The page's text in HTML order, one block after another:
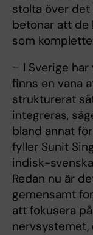
stolta över
betonar att de
som
– I Sverige
finns en vana
strukturerat
integreras,
bland annat
fyller Sunit
indisk-
Redan nu är
gemensamt
att fokusera
nervsystemet,